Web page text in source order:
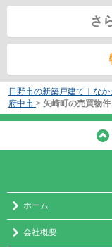
さ
日野市の新築戸建て｜な
府中市 > 矢崎町の売買物件
ホーム
会社概要